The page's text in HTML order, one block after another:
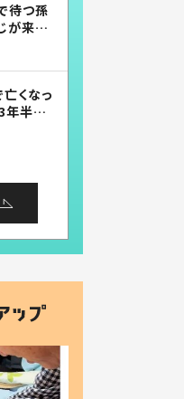
待つ孫
が来た
せにな
くなっ
年半
日記
本音